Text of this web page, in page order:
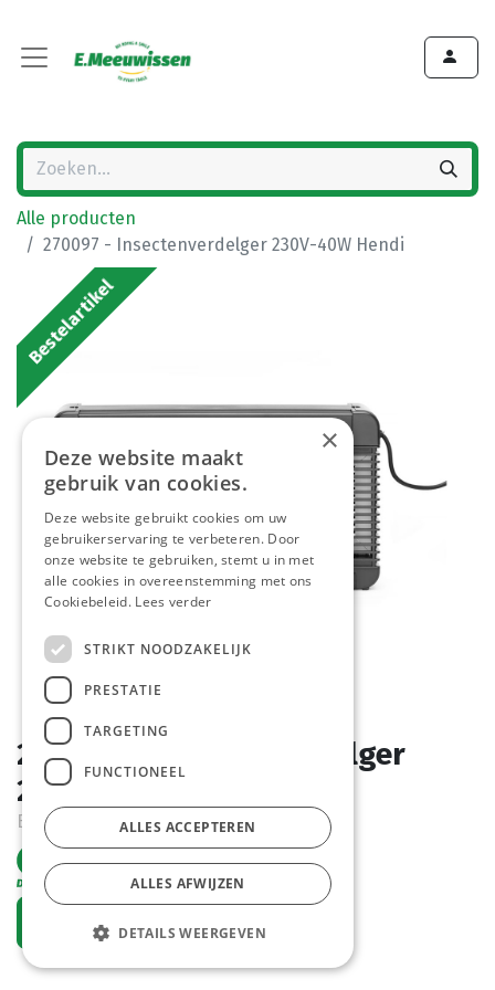
Alle producten
270097 - Insectenverdelger 230V-40W Hendi
Bestelartikel
270097 - Insectenverdelger
230V-40W Hendi
Bestelartikel
Vraag een account aan
×
Deze website maakt
gebruik van cookies.
Deze website gebruikt cookies om uw
gebruikerservaring te verbeteren. Door
onze website te gebruiken, stemt u in met
alle cookies in overeenstemming met ons
Cookiebeleid. Lees verder
STRIKT NOODZAKELIJK
PRESTATIE
TARGETING
FUNCTIONEEL
ALLES ACCEPTEREN
ALLES AFWIJZEN
DETAILS WEERGEVEN